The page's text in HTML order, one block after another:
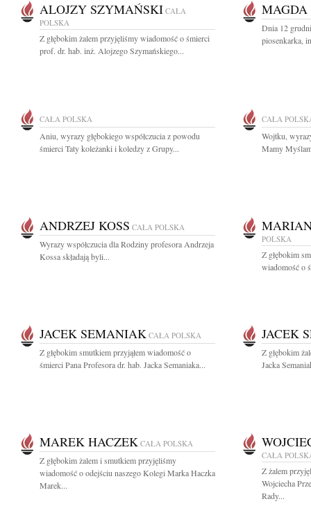
ALOJZY SZYMAŃSKI CAŁA
POLSKA
Z głębokim żalem przyjęliśmy wiadomość o śmierci
prof. dr. hab. inż. Alojzego Szymańskiego...
MAGDA
Dnia 12
piosenkarka,
CAŁA POLSKA
Aniu, wyrazy głębokiego współczucia z powodu
śmierci Taty koleżanki i koledzy z Grupy...
CAŁA
Wojtku,
Mamy
ANDRZEJ KOSS CAŁA POLSKA
Wyrazy współczucia dla Rodziny profesora Andrzeja
Kossa składają byli...
POLSKA
Z głębokim
wiadomość o
JACEK SEMANIAK CAŁA POLSKA
Z głębokim smutkiem przyjąłem wiadomość o
śmierci Pana Profesora dr. hab. Jacka Semaniaka...
JACEK
Z głębokim
Jacka
MAREK HACZEK CAŁA POLSKA
Z głębokim żalem i smutkiem przyjęliśmy
wiadomość o odejściu naszego Kolegi Marka Haczka
Marek...
CAŁA
Z żalem
Wojciecha
Rady...